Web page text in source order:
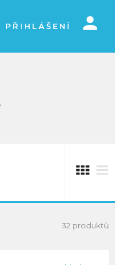
PŘIHLÁŠENÍ
32 produktů